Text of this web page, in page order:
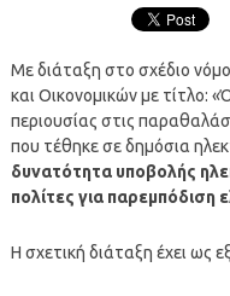
Με διάταξη στο σχέδιο
και Οικονομικών με τίτλο:
περιουσίας στις
που τέθηκε σε δημόσια
δυνατότητα υποβολής
πολίτες για παρεμπόδιση
Η σχετική διάταξη έχει ως